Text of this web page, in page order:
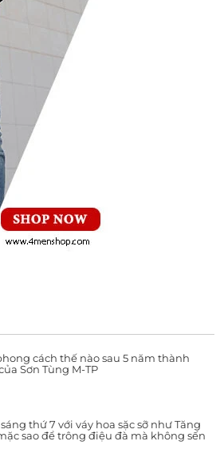
cách thế nào sau 5 năm thành
Sơn Tùng M-TP
thứ 7 với váy hoa sặc sỡ như Tăng
sao để trông điệu đà mà không sến